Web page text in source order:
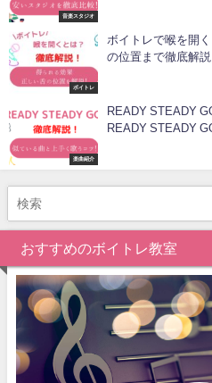
音楽スタジオ
ボイトレ
ボイトレで喉を開
の位置まで徹底解説
楽曲紹介
READY STEADY
READY STEADY
おすすめのボイトレ教室